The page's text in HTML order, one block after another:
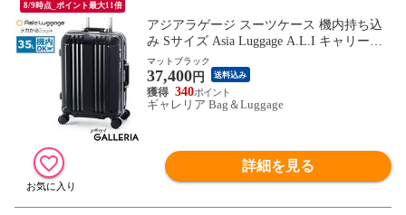
8/9時点_ポイント最大11倍
アジアラゲージ スーツケース 機内持ち込
み Sサイズ Asia Luggage A.L.I キャリーケ
ース 軽量 軽い ストッパー 静音 フレーム 3
5L 1泊 2泊 1～2泊 TSロック メンズ レディ
ース デカかるEdge ALI-070R-18
マットブラック
37,400円 送料込み
340
ギャレリア Bag＆Luggage
詳細を見る